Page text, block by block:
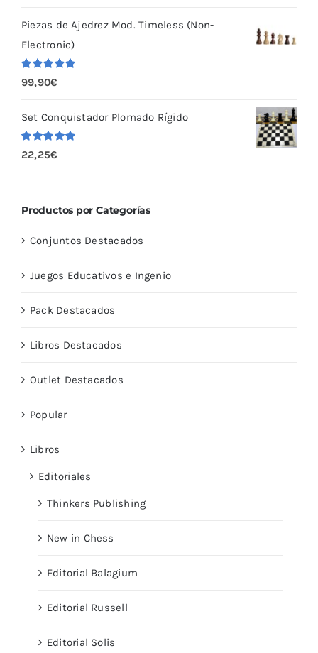
Piezas de Ajedrez Mod. Timeless (Non-
Electronic)
Valorado
con
99,90€
Set Conquistador Plomado Rígido
Valorado
con
22,25€
Productos por Categorías
Conjuntos Destacados
Juegos Educativos e Ingenio
Pack Destacados
Libros Destacados
Outlet Destacados
Popular
Libros
Editoriales
Thinkers Publishing
New in Chess
Editorial Balagium
Editorial Russell
Editorial Solis